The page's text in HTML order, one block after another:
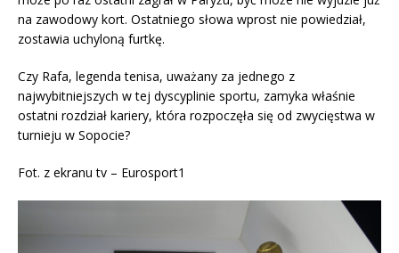
na zawodowy kort. Ostatniego słowa wprost nie powiedział,
zostawia uchyloną furtkę.
Czy Rafa, legenda tenisa, uważany za jednego z
najwybitniejszych w tej dyscyplinie sportu, zamyka właśnie
ostatni rozdział kariery, która rozpoczęła się od zwycięstwa w
turnieju w Sopocie?
Fot. z ekranu tv – Eurosport1